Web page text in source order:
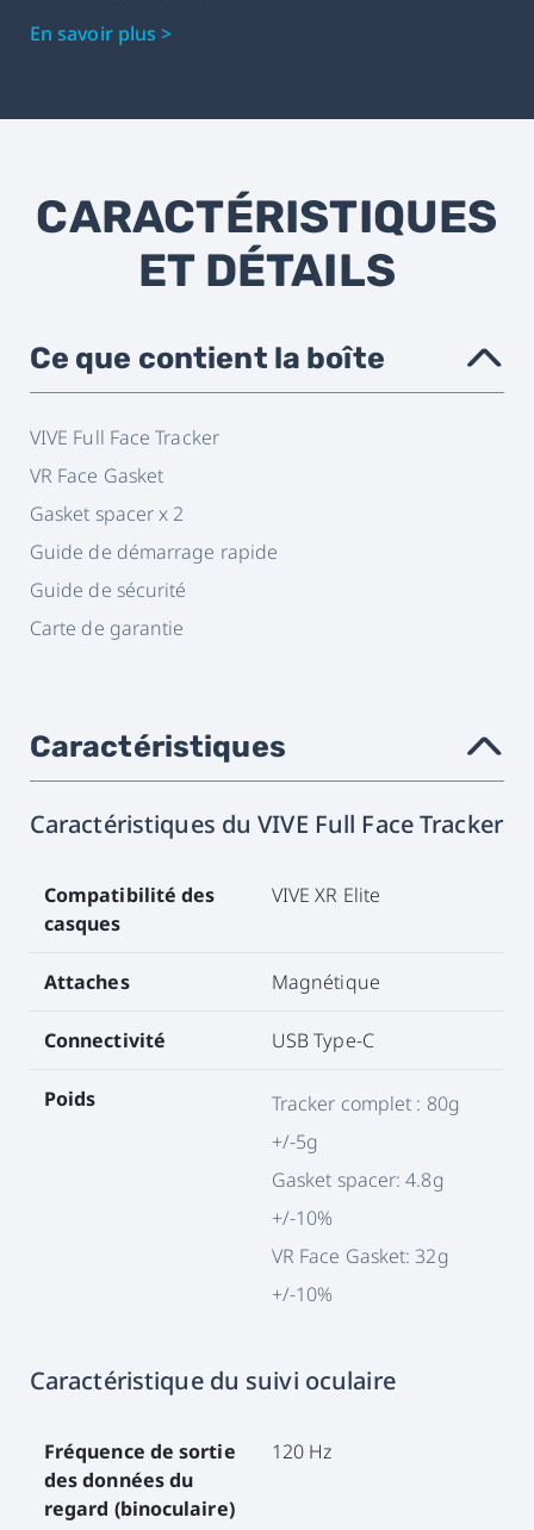
En savoir plus >
CARACTÉRISTIQUES
ET DÉTAILS
Ce que contient la boîte ›
VIVE Full Face Tracker
VR Face Gasket
Gasket spacer x 2
Guide de démarrage rapide
Guide de sécurité
Carte de garantie
Caractéristiques ›
Caractéristiques du VIVE Full Face Tracker
Compatibilité des
casques
VIVE XR Elite
Attaches Magnétique
Connectivité USB Type-C
Poids
Tracker complet : 80g
+/-5g
Gasket spacer: 4.8g
+/-10%
VR Face Gasket: 32g
+/-10%
Caractéristique du suivi oculaire
Fréquence de sortie
des données du
regard (binoculaire)
120 Hz